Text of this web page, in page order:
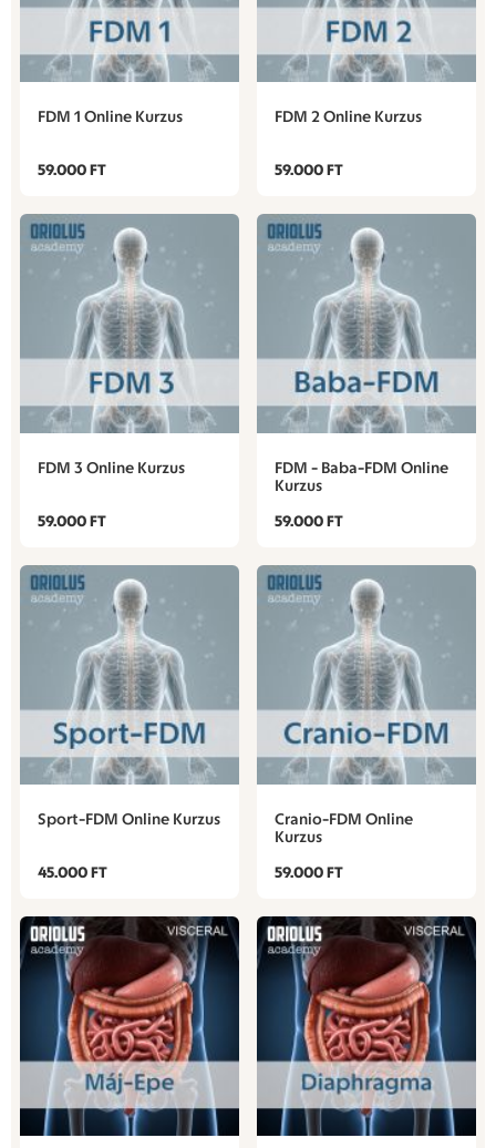
FDM 1 Online Kurzus
59.000 FT
FDM 2 Online Kurzus
59.000 FT
FDM 3 Online Kurzus
59.000 FT
FDM - Baba-FDM Online
Kurzus
59.000 FT
Sport-FDM Online Kurzus
45.000 FT
Cranio-FDM Online
Kurzus
59.000 FT